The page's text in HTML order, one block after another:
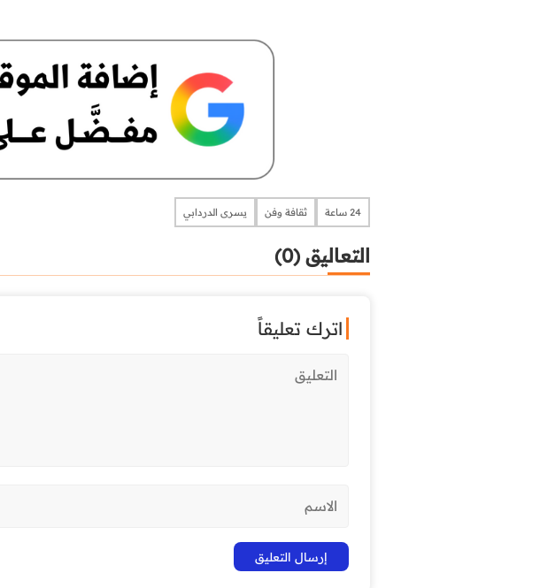
24 ساعة ثقافة وفن يسرى الدردابي
التعاليق (0)
اترك تعليقاً